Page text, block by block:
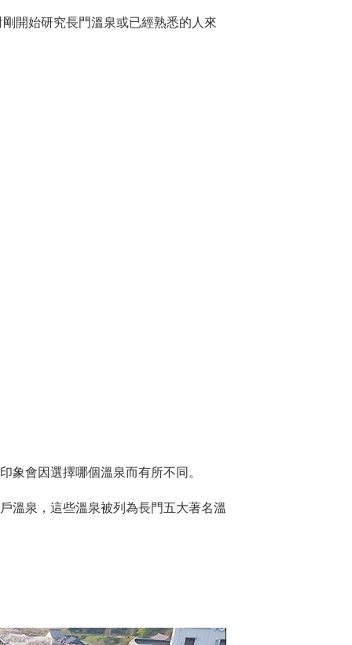
開始研究長門溫泉或已經熟悉的人來
象會因選擇哪個溫泉而有所不同。
溫泉，這些溫泉被列為長門五大著名溫